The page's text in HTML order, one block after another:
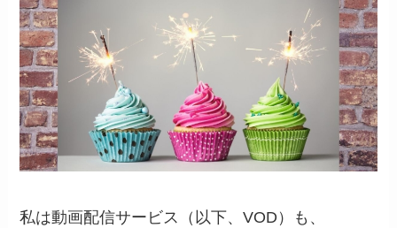
私は動画配信サービス（以下、VOD）も、